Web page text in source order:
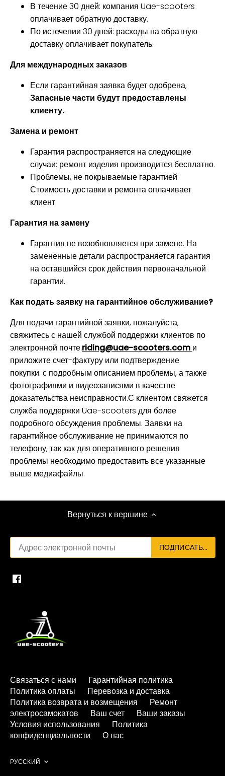
В течение 30 дней: компания Uae-scooters
оплачивает обратную доставку.
По истечении 30 дней: расходы на обратную
доставку оплачивает покупатель.
Для международных заказов
Если гарантийная заявка будет одобрена,
Запасные части будут предоставлены
клиенту..
Замена и ремонт
Гарантия распространяется на следующие
случаи: ремонт изделия производится бесплатно.
Проблемы, не покрываемые гарантией:
Стоимость доставки и ремонта оплачивает
клиент.
Гарантия на замену
Гарантия не возобновляется при замене. На
замененные детали распространяется гарантия
на оставшийся срок действия первоначальной
гарантии.
Как подать заявку на гарантийное обслуживание?
Для подачи гарантийной заявки, пожалуйста,
свяжитесь с нашей службой поддержки клиентов по
электронной почте.riding@uae-scooters.com и
приложите счет-фактуру или подтверждение
покупки. с подробным описанием проблемы, а также
фотографиями и видеозаписями в качестве
доказательства неисправности.С клиентом свяжется
служба поддержки Uae-scooters для более
подробного обсуждения проблемы. Заявки на
гарантийное обслуживание не принимаются по
телефону, так как для оперативного решения
проблемы необходимо предоставить все указанные
выше медиафайлы.
Вернуться к вершине
Связаться с нами
Гарантийная политика
Политика оплаты
Перевозка и доставка
Политика возврата и возмещения
Ремонт
электросамокатов
Ваш счет
Ваши заказы
Условия использования
Политика
конфиденциальности
О нас
Язык
РУССКИЙ